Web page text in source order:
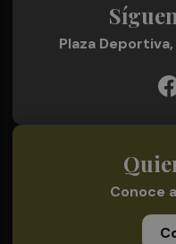
Plaza
Conoce